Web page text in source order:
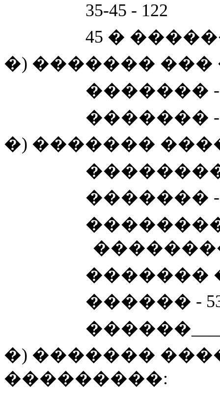
​ 35-45 - 122
45 �
�) ������� ���
������� -
������� -
�) �������
������� -
�������
������ -
�) �������
���������: